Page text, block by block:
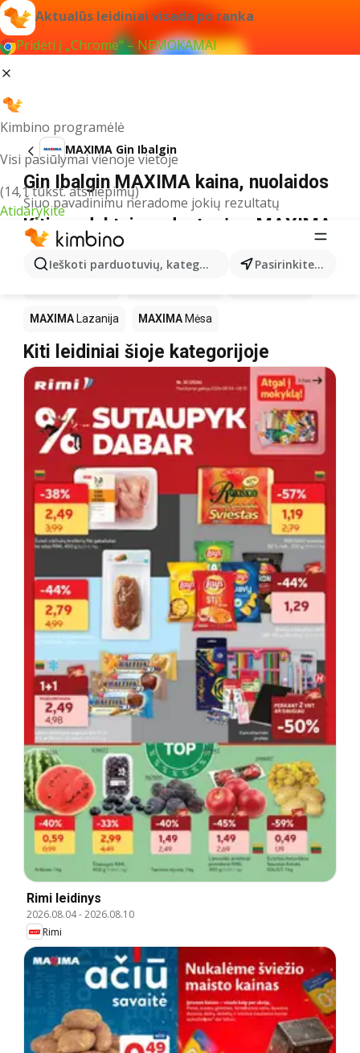
Aktualūs leidiniai visada po ranka
Pridėti į „Chrome“ – NEMOKAMAI
Kimbino programėlė
Visi pasiūlymai vienoje vietoje
(14,1 tūkst. atsiliepimų)
Atidarykite
Ieškoti parduotuvių, kategorijų, produktų... Pasirinkite miestą
MAXIMA Gin Ibalgin
Gin Ibalgin MAXIMA kaina, nuolaidos
Šiuo pavadinimu neradome jokių rezultatų
Kiti produktai parduotuvėse MAXIMA
MAXIMA Lazanija MAXIMA Mėsa
Kiti leidiniai šioje kategorijoje
Rimi leidinys
2026.08.04-2026.08.10
Rimi